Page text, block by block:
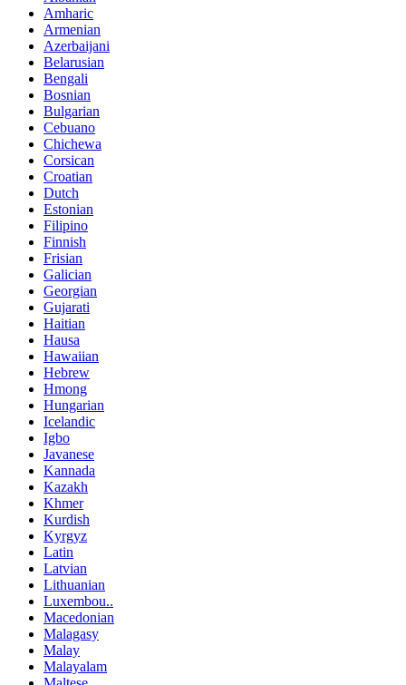
Amharic
Armenian
Azerbaijani
Belarusian
Bengali
Bosnian
Bulgarian
Cebuano
Chichewa
Corsican
Croatian
Dutch
Estonian
Filipino
Finnish
Frisian
Galician
Georgian
Gujarati
Haitian
Hausa
Hawaiian
Hebrew
Hmong
Hungarian
Icelandic
Igbo
Javanese
Kannada
Kazakh
Khmer
Kurdish
Kyrgyz
Latin
Latvian
Lithuanian
Luxembou..
Macedonian
Malagasy
Malay
Malayalam